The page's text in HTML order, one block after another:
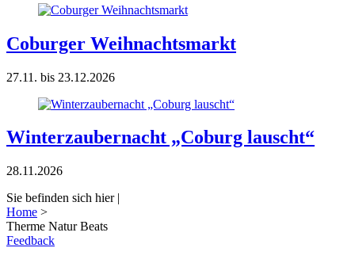
Coburger Weihnachtsmarkt
27.11. bis 23.12.2026
Winterzaubernacht „Coburg lauscht“
28.11.2026
Sie befinden sich hier |
Home >
Therme Natur Beats
Feedback